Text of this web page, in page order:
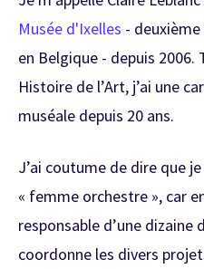
Musée d'Ixelles -
en Belgique - depuis
Histoire de l’Art, j’ai une
muséale depuis 20 ans.
J’ai coutume de dire que
« femme orchestre », car
responsable d’une dizaine
coordonne les divers